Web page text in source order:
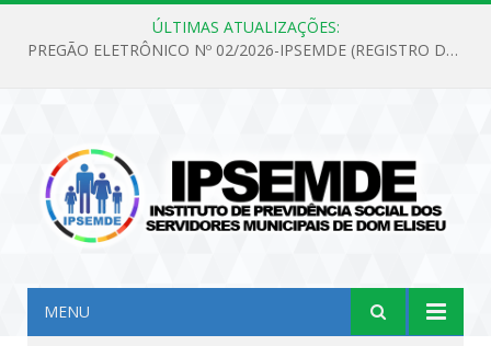
ÚLTIMAS ATUALIZAÇÕES:
PREGÃO ELETRÔNICO Nº 02/2026-IPSEMDE (REGISTRO DE PREÇOS PARA FUTURA E EVENTUAL AQUISIÇÃO DE MATERIAL DE LIMPEZA E GÊNEROS ALIMENTÍCIOS PARA ATENDER AS NECESSIDADES DO INSTITUTO DE PREVIDÊNCIA SOCIAL DOS SERVIDORES MUNICIPAIS DE DOM ELISEU.)
MENU